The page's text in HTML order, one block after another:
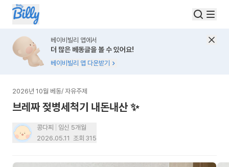
베이비빌리 앱에서
더 많은 베동글을 볼 수 있어요!
베이비빌리 앱 다운받기
2026년 10월 베동/ 자유주제
브레짜 젖병세척기 내돈내산 ✨
콩다찌
임신 5개월
2026.05.11 조회 315